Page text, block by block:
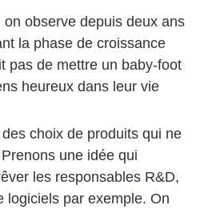
observe depuis deux ans
la phase de croissance
pas de mettre un baby-foot
heureux dans leur vie
choix de produits qui ne
une idée qui
les responsables R&D,
logiciels par exemple. On